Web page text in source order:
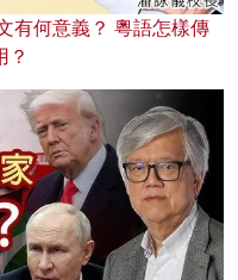
有何意義？ 粵語怎樣傳
？